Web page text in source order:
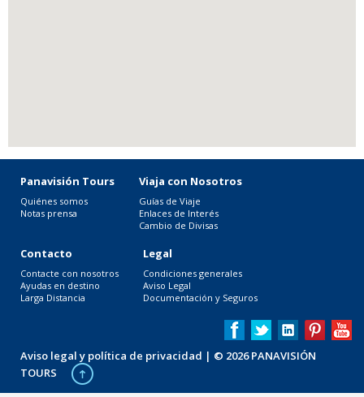
Panavisión Tours
Quiénes somos
Notas prensa
Viaja con Nosotros
Guías de Viaje
Enlaces de Interés
Cambio de Divisas
Contacto
Contacte con nosotros
Ayudas en destino
Larga Distancia
Legal
Condiciones generales
Aviso Legal
Documentación y Seguros
Aviso legal y política de privacidad | © 2026 PANAVISIÓN
TOURS